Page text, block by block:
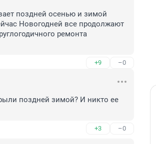
поздней осенью и зимой
Новогодней все продолжают
ремонта
+9 –0
поздней зимой? И никто ее
+3 –0